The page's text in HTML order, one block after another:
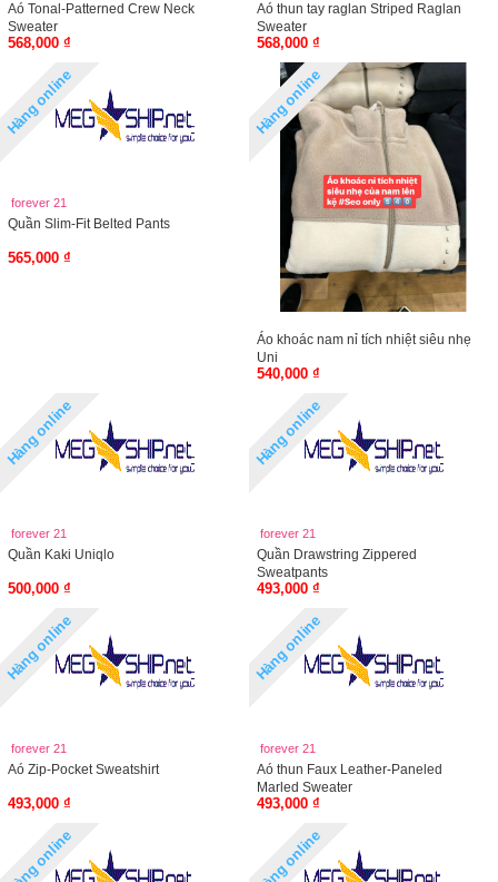
Aó Tonal-Patterned Crew Neck
Sweater
568,000 ₫
Aó thun tay raglan Striped Raglan
Sweater
568,000 ₫
Hàng online
forever 21
Quần Slim-Fit Belted Pants
565,000 ₫
Hàng online
Áo khoác nam nỉ tích nhiệt siêu nhẹ
Uni
540,000 ₫
Hàng online
forever 21
Quần Kaki Uniqlo
500,000 ₫
Hàng online
forever 21
Quần Drawstring Zippered
Sweatpants
493,000 ₫
Hàng online
forever 21
Aó Zip-Pocket Sweatshirt
493,000 ₫
Hàng online
forever 21
Aó thun Faux Leather-Paneled
Marled Sweater
493,000 ₫
Hàng online Hàng online